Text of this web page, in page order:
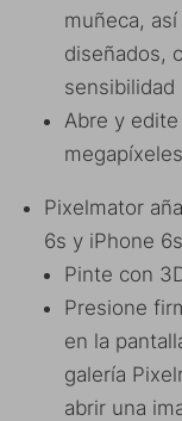
muñeca,
diseñados,
sensibilidad
Abre y
Pixelmator
6s y iPhone
Pinte con
Presione
en la
galería
abrir una